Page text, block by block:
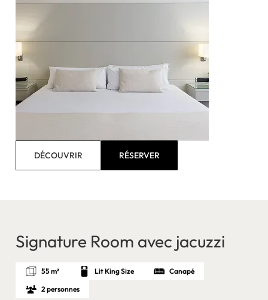
DÉCOUVRIR RÉSERVER
Signature Room avec jacuzzi
55 m² Lit King Size
Canapé
2 personnes